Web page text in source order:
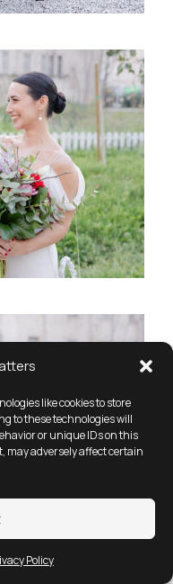
like cookies to store
to these technologies will
or unique IDs on this
may adversely affect certain
Policy